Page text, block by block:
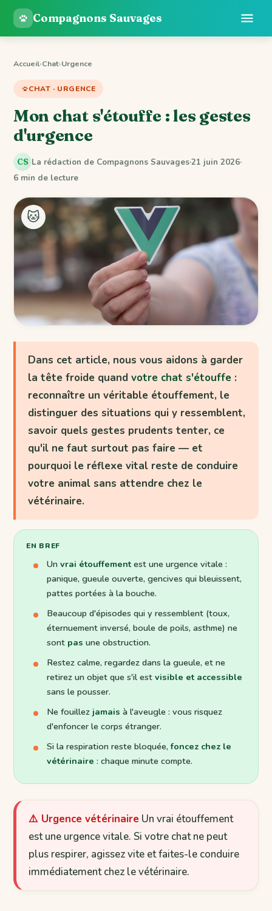
Compagnons Sauvages
Accueil›Chat›Urgence
CHAT · URGENCE
Mon chat s'étouffe : les gestes
d'urgence
CS La rédaction de Compagnons Sauvages·21 juin 2026·
6 min de lecture
🐱
Dans cet article, nous vous aidons à garder
la tête froide quand votre chat s'étouffe :
reconnaître un véritable étouffement, le
distinguer des situations qui y ressemblent,
savoir quels gestes prudents tenter, ce
qu'il ne faut surtout pas faire — et
pourquoi le réflexe vital reste de conduire
votre animal sans attendre chez le
vétérinaire.
EN BREF
Un vrai étouffementest une urgence vitale :
panique, gueule ouverte, gencives qui bleuissent,
pattes portées à la bouche.
Beaucoup d'épisodes qui y ressemblent (toux,
éternuement inversé, boule de poils, asthme) ne
sont pas une obstruction.
Restez calme, regardez dans la gueule, et ne
retirez un objet que s'il est visible et accessible
sans le pousser.
Ne fouillez jamais à l'aveugle : vous risquez
d'enfoncer le corps étranger.
Si la respiration reste bloquée,foncez chez le
vétérinaire : chaque minute compte.
⚠️ Urgence vétérinaire Un vrai étouffement
est une urgence vitale. Si votre chat ne peut
plus respirer, agissez vite et faites-le conduire
immédiatement chez le vétérinaire.